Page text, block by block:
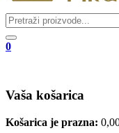
0
Vaša košarica
Košarica je prazna: